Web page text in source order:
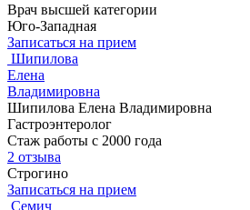
Врач высшей категории
Юго-Западная
Записаться на прием
Шипилова
Елена
Владимировна
Шипилова Елена Владимировна
Гастроэнтеролог
Стаж работы с 2000 года
2 отзыва
Строгино
Записаться на прием
Семич